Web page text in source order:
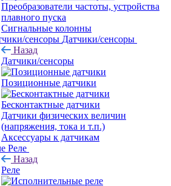
Преобразователи частоты, устройства
плавного пуска
Сигнальные колонны
Датчики/сенсоры
Назад
Датчики/сенсоры
Позиционные датчики
Бесконтактные датчики
Датчики физических величин
(напряжения, тока и т.п.)
Аксессуары к датчикам
Реле
Назад
Реле